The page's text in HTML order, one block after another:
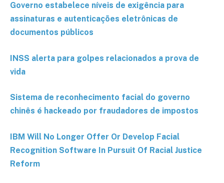
Governo estabelece níveis de exigência para
assinaturas e autenticações eletrônicas de
documentos públicos
INSS alerta para golpes relacionados a prova de
vida
Sistema de reconhecimento facial do governo
chinês é hackeado por fraudadores de impostos
IBM Will No Longer Offer Or Develop Facial
Recognition Software In Pursuit Of Racial Justice
Reform